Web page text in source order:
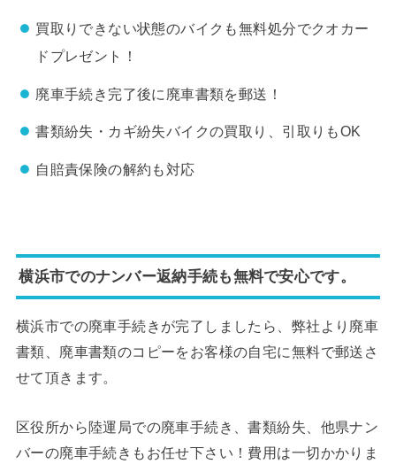
買取りできない状態のバイクも無料処分でクオカー
ドプレゼント！
廃車手続き完了後に廃車書類を郵送！
書類紛失・カギ紛失バイクの買取り、引取りもOK
自賠責保険の解約も対応
横浜市でのナンバー返納手続も無料で安心です。
横浜市での廃車手続きが完了しましたら、弊社より廃車
書類、廃車書類のコピーをお客様の自宅に無料で郵送さ
せて頂きます。
区役所から陸運局での廃車手続き、書類紛失、他県ナン
バーの廃車手続きもお任せ下さい！費用は一切かかりま